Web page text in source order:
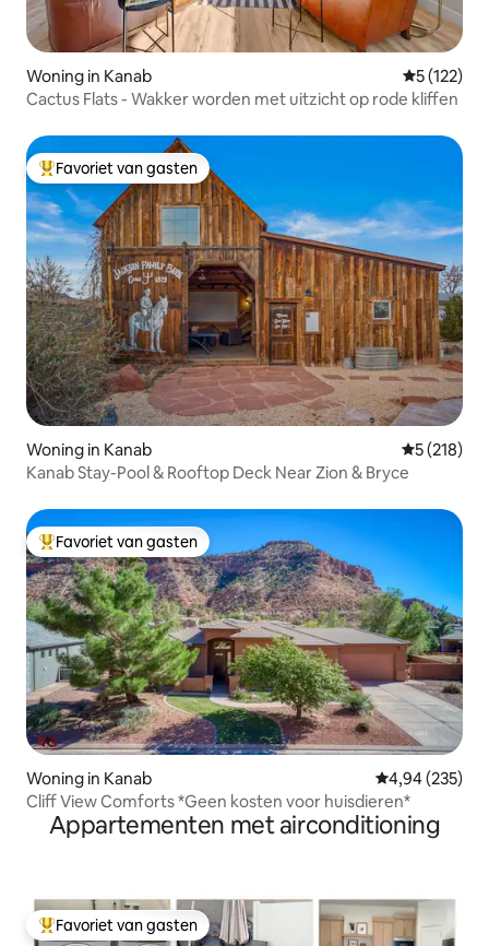
Woning in Kanab
5 (122)
Cactus Flats - Wakker worden met uitzicht op rode kliffen
Topfavoriet van gasten
Favoriet van gasten
Woning in Kanab
5 (218)
Kanab Stay-Pool & Rooftop Deck Near Zion & Bryce
Topfavoriet van gasten
Favoriet van gasten
Woning in Kanab Gemiddelde
4,94 (235)
Cliff View Comforts *Geen kosten voor huisdieren*
Appartementen met airconditioning
Topfavoriet van gasten
Favoriet van gasten